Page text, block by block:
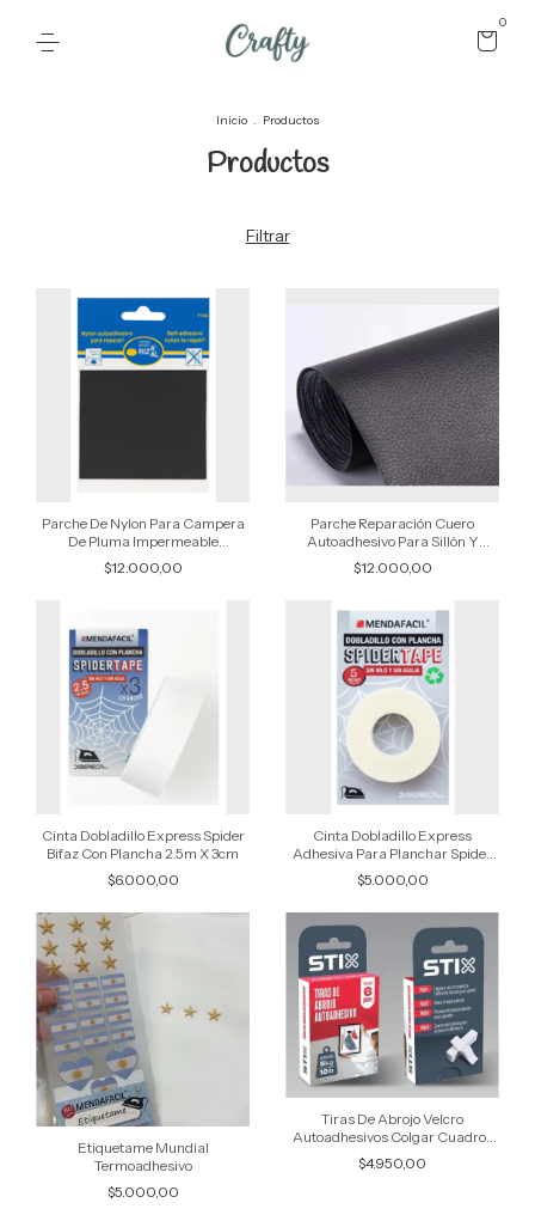
0
Inicio . Productos
Productos
Filtrar
Parche De Nylon Para Campera
De Pluma Impermeable
Autoadhesivo Rizaal
$12.000,00
Parche Reparación Cuero
Autoadhesivo Para Sillón Y
Tapizados 50cm x 70cm
$12.000,00
Cinta Dobladillo Express Spider
Bifaz Con Plancha 2.5m X 3cm
$6.000,00
Cinta Dobladillo Express
Adhesiva Para Planchar Spider
Tape
$5.000,00
Etiquetame Mundial
Termoadhesivo
$5.000,00
Tiras De Abrojo Velcro
Autoadhesivos Colgar Cuadros
Stix
$4.950,00